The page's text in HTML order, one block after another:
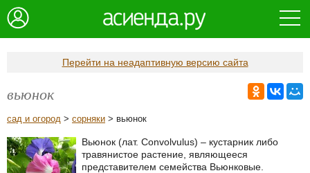
Перейти на неадаптивную версию сайта
вьюнок
сад и огород > сорняки > вьюнок
Вьюнок (лат. Convolvulus) – кустарник либо
травянистое растение, являющееся
представителем семейства Вьюнковые.